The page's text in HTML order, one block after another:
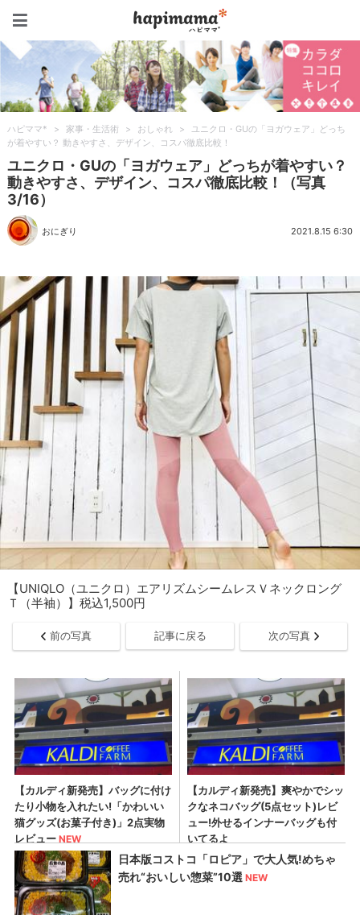
ハピママ* > 家事・生活術 > おしゃれ >
ユニクロ・GUの「ヨガウェア」どっち
が着やすい？ 動きやすさ、デザイン、コスパ徹底比較！
ユニクロ・GUの「ヨガウェア」どっちが着やすい？
動きやすさ、デザイン、コスパ徹底比較！（写真
3/16）
おにぎり 2021.8.15 6:30
【UNIQLO（ユニクロ）エアリズムシームレスＶネックロング
Ｔ（半袖）】税込1,500円
前の写真 記事に戻る 次の写真